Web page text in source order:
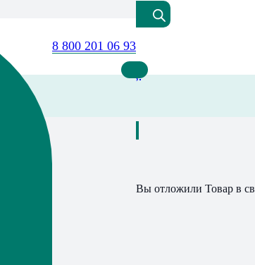
8 800 201 06 93
Вы отложили Товар в